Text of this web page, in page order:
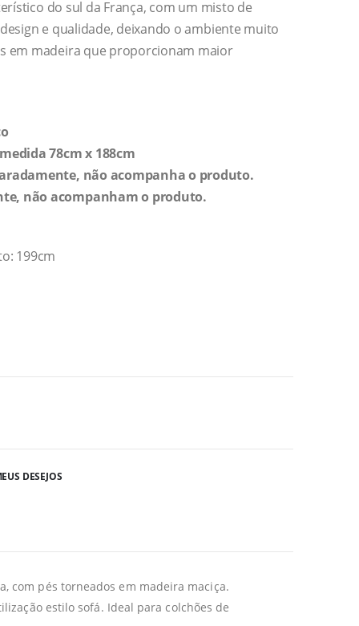
do sul da França, com um misto de
e qualidade, deixando o ambiente muito
em madeira que proporcionam maior
78cm x 188cm
não acompanha o produto.
não acompanham o produto.
199cm
DESEJOS
com pés torneados em madeira maciça.
estilo sofá. Ideal para colchões de